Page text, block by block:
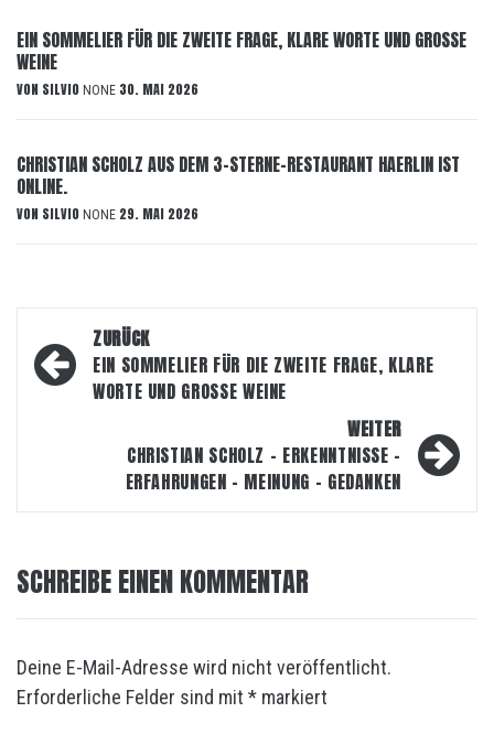
EIN SOMMELIER FÜR DIE ZWEITE FRAGE, KLARE WORTE UND GROSSE
WEINE
VON SILVIO NONE 30. MAI 2026
CHRISTIAN SCHOLZ AUS DEM 3-STERNE-RESTAURANT HAERLIN IST
ONLINE.
VON SILVIO NONE 29. MAI 2026
Beitragsnavigation
ZURÜCK
EIN SOMMELIER FÜR DIE ZWEITE FRAGE, KLARE
WORTE UND GROSSE WEINE
WEITER
CHRISTIAN SCHOLZ – ERKENNTNISSE –
ERFAHRUNGEN – MEINUNG – GEDANKEN
SCHREIBE EINEN KOMMENTAR
Deine E-Mail-Adresse wird nicht veröffentlicht.
Erforderliche Felder sind mit * markiert